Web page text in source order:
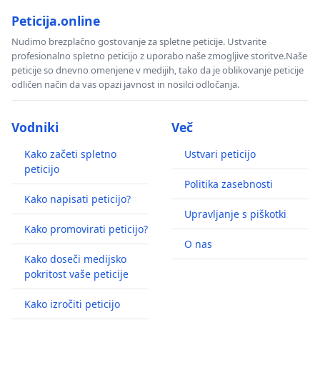
Peticija.online
Nudimo brezplačno gostovanje za spletne peticije. Ustvarite
profesionalno spletno peticijo z uporabo naše zmogljive storitve.Naše
peticije so dnevno omenjene v medijih, tako da je oblikovanje peticije
odličen način da vas opazi javnost in nosilci odločanja.
Vodniki
Kako začeti spletno
peticijo
Kako napisati peticijo?
Kako promovirati peticijo?
Kako doseči medijsko
pokritost vaše peticije
Kako izročiti peticijo
Več
Ustvari peticijo
Politika zasebnosti
Upravljanje s piškotki
O nas